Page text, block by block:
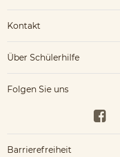
Kontakt
Über Schülerhilfe
Folgen Sie uns
Barrierefreiheit